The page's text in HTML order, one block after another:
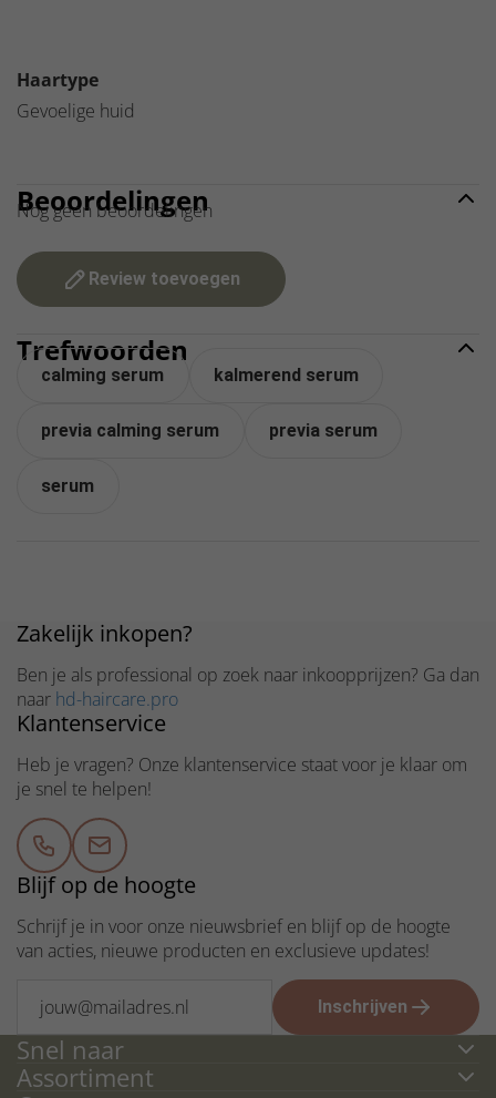
Haartype
Gevoelige huid
Beoordelingen
Nog geen beoordelingen
Review toevoegen
Trefwoorden
calming serum kalmerend serum
previa calming serum previa serum
serum
Zakelijk inkopen?
Ben je als professional op zoek naar inkoopprijzen? Ga dan
naar hd-haircare.pro
Klantenservice
Heb je vragen? Onze klantenservice staat voor je klaar om
je snel te helpen!
Blijf op de hoogte
Schrijf je in voor onze nieuwsbrief en blijf op de hoogte
van acties, nieuwe producten en exclusieve updates!
Inschrijven
Snel naar
Assortiment